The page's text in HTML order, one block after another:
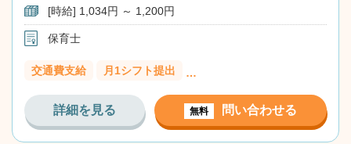
[時給] 1,034円 ～ 1,200円
保育士
交通費支給 月1シフト提出 …
詳細を見る 無料 問い合わせる